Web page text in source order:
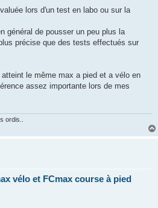
lors d'un test en labo ou sur la
général de pousser un peu plus la
précise que des tests effectués sur
atteint le même max a pied et a vélo en
assez importante lors de mes
ordis..
vélo et FCmax course à pied